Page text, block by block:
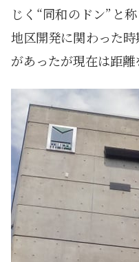
じく“同和のドン”と
地区開発に関わった
があったが現在は距離